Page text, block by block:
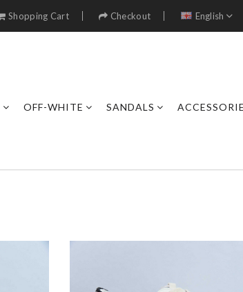
Shopping Cart Checkout English
OFF-WHITE SANDALS